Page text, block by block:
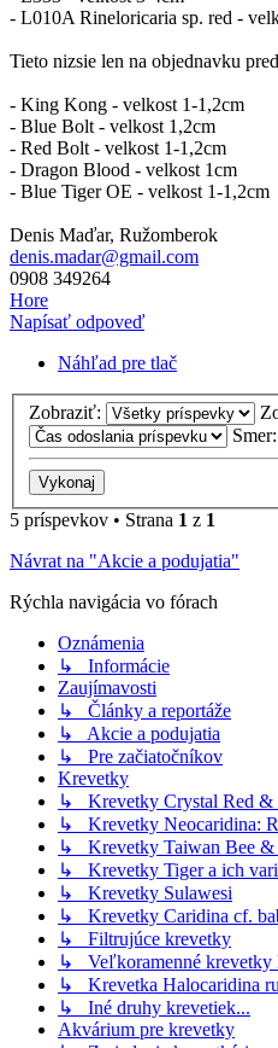
- L010A Rineloricaria sp. red -
Tieto nizsie len na objednavku
- King Kong - velkost 1-1,2cm
- Blue Bolt - velkost 1,2cm
- Red Bolt - velkost 1-1,2cm
- Dragon Blood - velkost 1cm
- Blue Tiger OE - velkost 1-1,2cm
Denis Maďar, Ružomberok
denis.madar@gmail.com
0908 349264
Hore
Napísať odpoveď
Náhľad pre tlač
Zobraziť:
Smer:
5 príspevkov • Strana 1 z 1
Návrat na "Akcie a podujatia"
Rýchla navigácia vo fórach
Oznámenia
↳ Informácie
Zaujímavosti
↳ Články a reportáže
↳ Akcie a podujatia
↳ Pre začiatočníkov
Krevetky
↳ Krevetky Crystal Red &
↳ Krevetky Neocaridina:
↳ Krevetky Taiwan Bee &
↳ Krevetky Tiger a ich
↳ Krevetky Sulawesi
↳ Krevetky Caridina cf.
↳ Filtrujúce krevetky
↳ Veľkoramenné krevetky
↳ Krevetka Halocaridina
↳ Iné druhy krevetiek...
Akvárium pre krevetky